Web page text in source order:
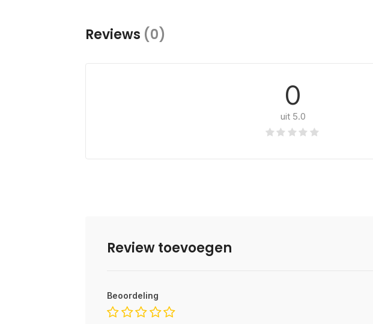
Reviews (0)
0
uit 5.0
Review toevoegen
Beoordeling